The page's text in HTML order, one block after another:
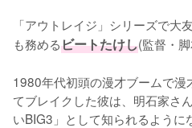
「アウトレイジ」シリーズで大
も務めるビートたけし(監督・
1980年代初頭の漫才ブームで漫
てブレイクした彼は、明石家さ
いBIG3」として知られるように